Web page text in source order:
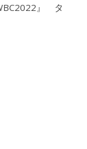
』 タ